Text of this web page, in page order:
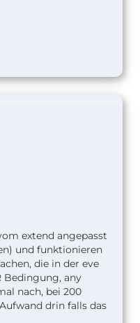
extend angepasst
und funktionieren
die in der eve
Bedingung, any
nach, bei 200
drin falls das